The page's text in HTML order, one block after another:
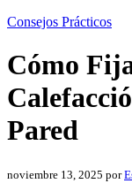
Consejos Prácticos
Cómo
Pared
noviembre 13, 2025 por